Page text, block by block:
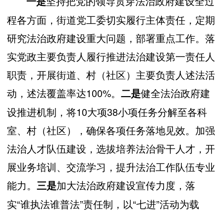
程各方面，街道党工委切实履行主体责任，定期
研究法治政府建设重大问题，部署重点工作。落
实党政主要负责人履行推进法治建设第一责任人
职责，开展街道、村（社区）主要负责人述法活
动，述法覆盖率达100%。 二是健全法治政府建
设推进机制，将10大项38小项任务分解至各科
室、村（社区），确保各项任务落地见效。加强
法治人才队伍建设，选拔培养法治骨干人才，开
展业务培训、交流学习，提升法治工作队伍专业
能力。 三是加大法治政府建设宣传力度，落
实“谁执法谁普法”责任制，以“七进”活动为载